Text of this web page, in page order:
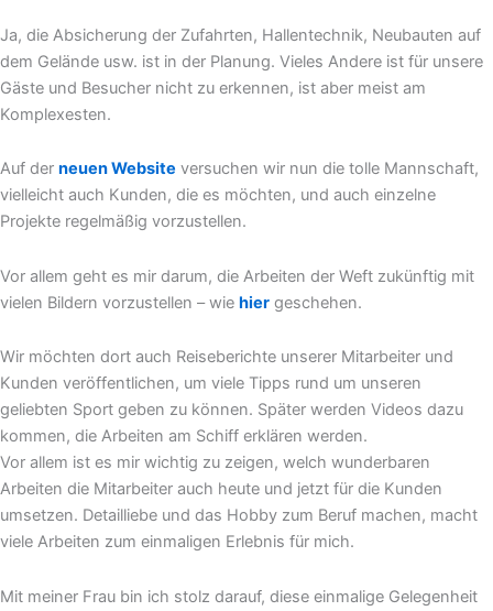
Ja, die Absicherung der Zufahrten, Hallentechnik, Neubauten auf
dem Gelände usw. ist in der Planung. Vieles Andere ist für unsere
Gäste und Besucher nicht zu erkennen, ist aber meist am
Komplexesten.
Auf der neuen Website versuchen wir nun die tolle Mannschaft,
vielleicht auch Kunden, die es möchten, und auch einzelne
Projekte regelmäßig vorzustellen.
Vor allem geht es mir darum, die Arbeiten der Weft zukünftig mit
vielen Bildern vorzustellen – wie hier geschehen.
Wir möchten dort auch Reiseberichte unserer Mitarbeiter und
Kunden veröffentlichen, um viele Tipps rund um unseren
geliebten Sport geben zu können. Später werden Videos dazu
kommen, die Arbeiten am Schiff erklären werden.
Vor allem ist es mir wichtig zu zeigen, welch wunderbaren
Arbeiten die Mitarbeiter auch heute und jetzt für die Kunden
umsetzen. Detailliebe und das Hobby zum Beruf machen, macht
viele Arbeiten zum einmaligen Erlebnis für mich.
Mit meiner Frau bin ich stolz darauf, diese einmalige Gelegenheit